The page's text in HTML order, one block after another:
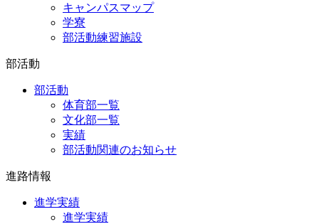
キャンパスマップ
学寮
部活動練習施設
部活動
部活動
体育部一覧
文化部一覧
実績
部活動関連のお知らせ
進路情報
進学実績
進学実績